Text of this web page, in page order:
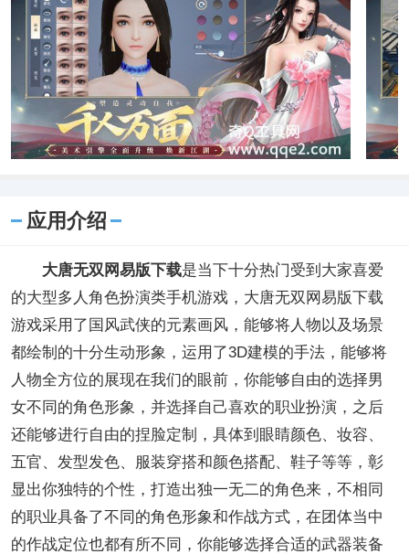
应用介绍
大唐无双网易版下载是当下十分热门受到大家喜爱
的大型多人角色扮演类手机游戏，大唐无双网易版下载
游戏采用了国风武侠的元素画风，能够将人物以及场景
都绘制的十分生动形象，运用了3D建模的手法，能够将
人物全方位的展现在我们的眼前，你能够自由的选择男
女不同的角色形象，并选择自己喜欢的职业扮演，之后
还能够进行自由的捏脸定制，具体到眼睛颜色、妆容、
五官、发型发色、服装穿搭和颜色搭配、鞋子等等，彰
显出你独特的个性，打造出独一无二的角色来，不相同
的职业具备了不同的角色形象和作战方式，在团体当中
的作战定位也都有所不同，你能够选择合适的武器装备